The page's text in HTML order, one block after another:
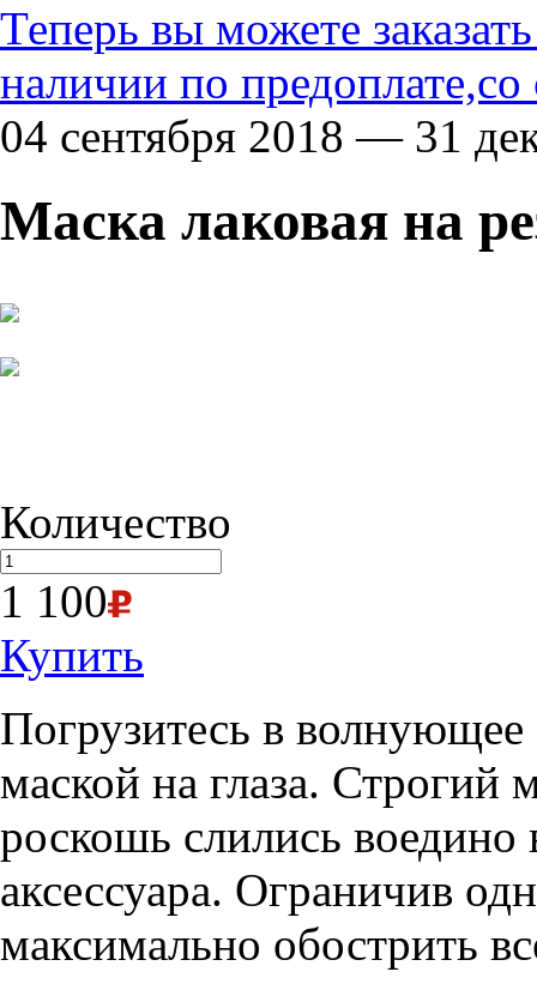
Теперь вы можете
наличии по предоплате,со
04 сентября 2018 — 31
Маска лаковая на
Количество
1 100
Купить
Погрузитесь в волнующее
маской на глаза. Строгий
роскошь слились воедино
аксессуара. Ограничив
максимально обострить